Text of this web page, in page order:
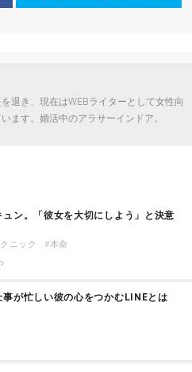
退き、現在はWEBライターとして女性向
ます。婚活中のアラサーインドア。
ン。「彼女を大切にしよう」と決意
ニック 本命
事が忙しい彼の心をつかむLINEとは